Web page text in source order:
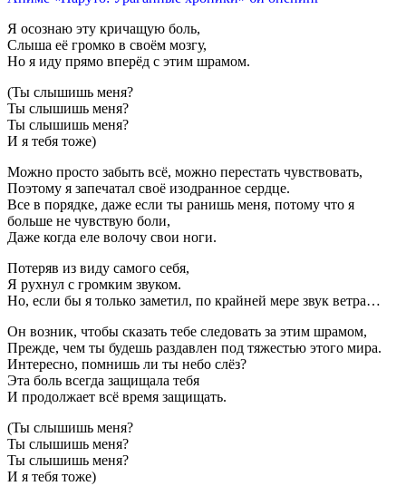
Я осознаю эту кричащую боль,
Слыша её громко в своём мозгу,
Но я иду прямо вперёд с этим шрамом.
(Ты слышишь меня?
Ты слышишь меня?
Ты слышишь меня?
И я тебя тоже)
Можно просто забыть всё, можно перестать чувствовать,
Поэтому я запечатал своё изодранное сердце.
Все в порядке, даже если ты ранишь меня, потому что я
больше не чувствую боли,
Даже когда еле волочу свои ноги.
Потеряв из виду самого себя,
Я рухнул с громким звуком.
Но, если бы я только заметил, по крайней мере звук ветра…
Он возник, чтобы сказать тебе следовать за этим шрамом,
Прежде, чем ты будешь раздавлен под тяжестью этого мира.
Интересно, помнишь ли ты небо слёз?
Эта боль всегда защищала тебя
И продолжает всё время защищать.
(Ты слышишь меня?
Ты слышишь меня?
Ты слышишь меня?
И я тебя тоже)